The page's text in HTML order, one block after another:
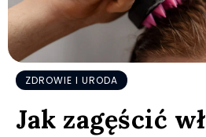
ZDROWIE I URODA
Jak zagęścić